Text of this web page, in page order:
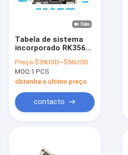
Tabela de sistema
incorporado RK3566
Tabela para
autoatendimento
Quiosque de tela
táctil
Preço:$39USD~$56USD
MOQ:1 PCS
obtenha o ultimo preço
contacto